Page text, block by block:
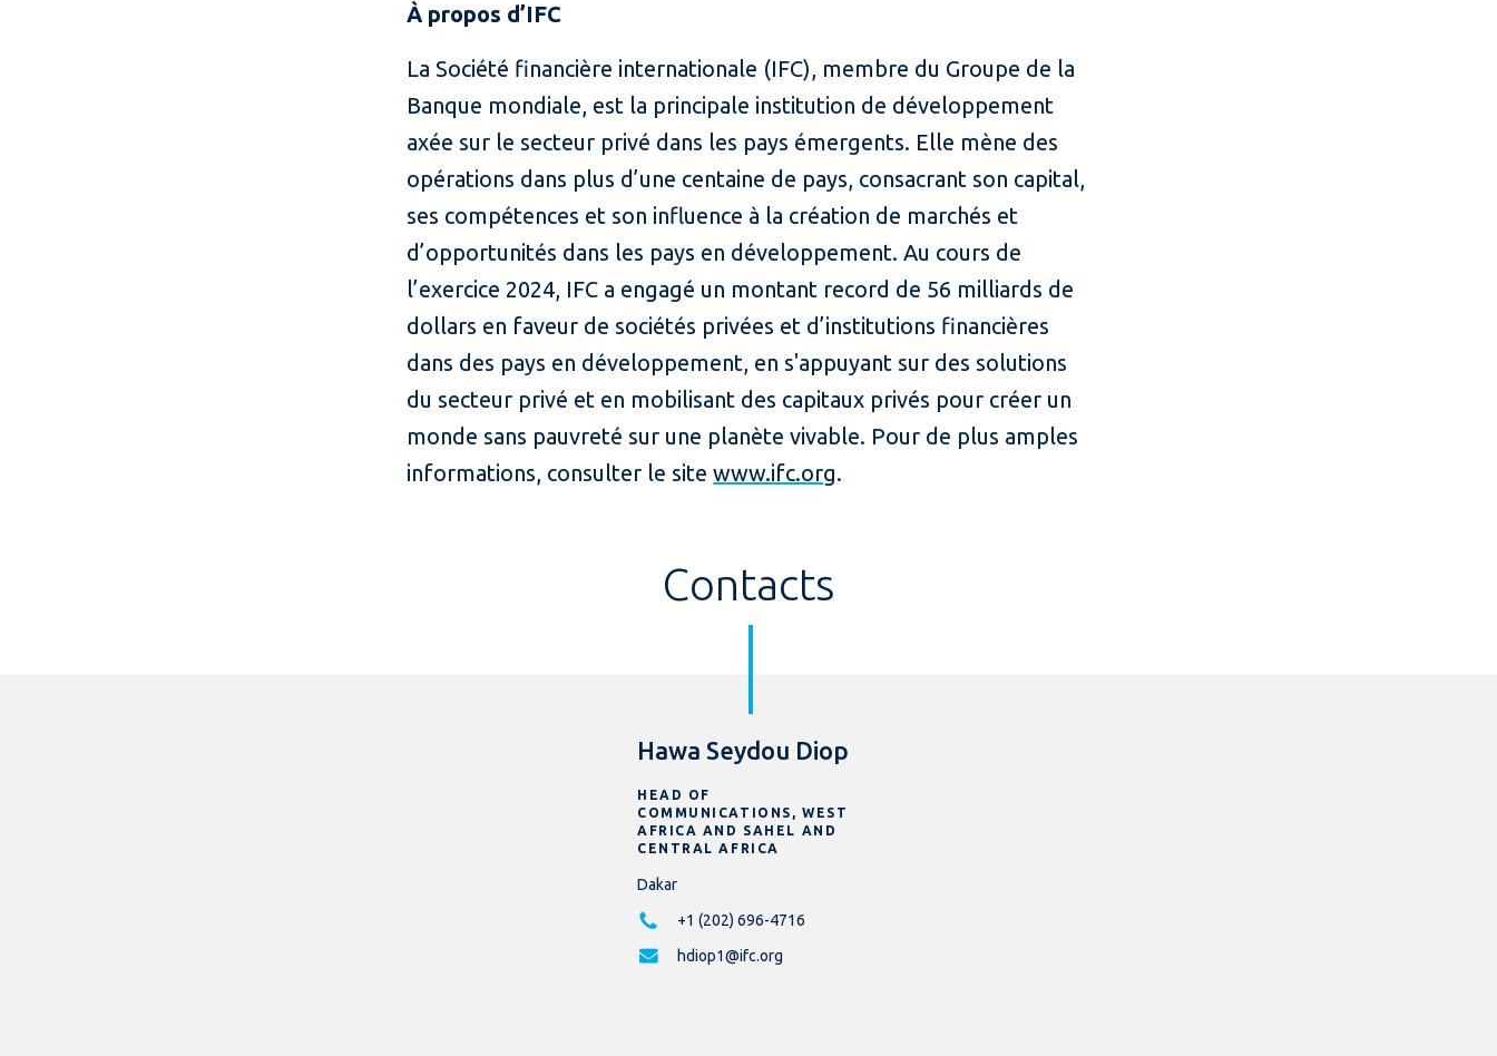
À propos d’IFC
La Société financière internationale (IFC), membre du Groupe de la
Banque mondiale, est la principale institution de développement
axée sur le secteur privé dans les pays émergents. Elle mène des
opérations dans plus d’une centaine de pays, consacrant son capital,
ses compétences et son influence à la création de marchés et
d’opportunités dans les pays en développement. Au cours de
l’exercice 2024, IFC a engagé un montant record de 56 milliards de
dollars en faveur de sociétés privées et d’institutions financières
dans des pays en développement, en s'appuyant sur des solutions
du secteur privé et en mobilisant des capitaux privés pour créer un
monde sans pauvreté sur une planète vivable. Pour de plus amples
informations, consulter le sitewww.ifc.org.
Contacts
Hawa Seydou Diop
HEAD OF
COMMUNICATIONS, WEST
AFRICA AND SAHEL AND
CENTRAL AFRICA
Dakar
+1 (202) 696-4716
hdiop1@ifc.org